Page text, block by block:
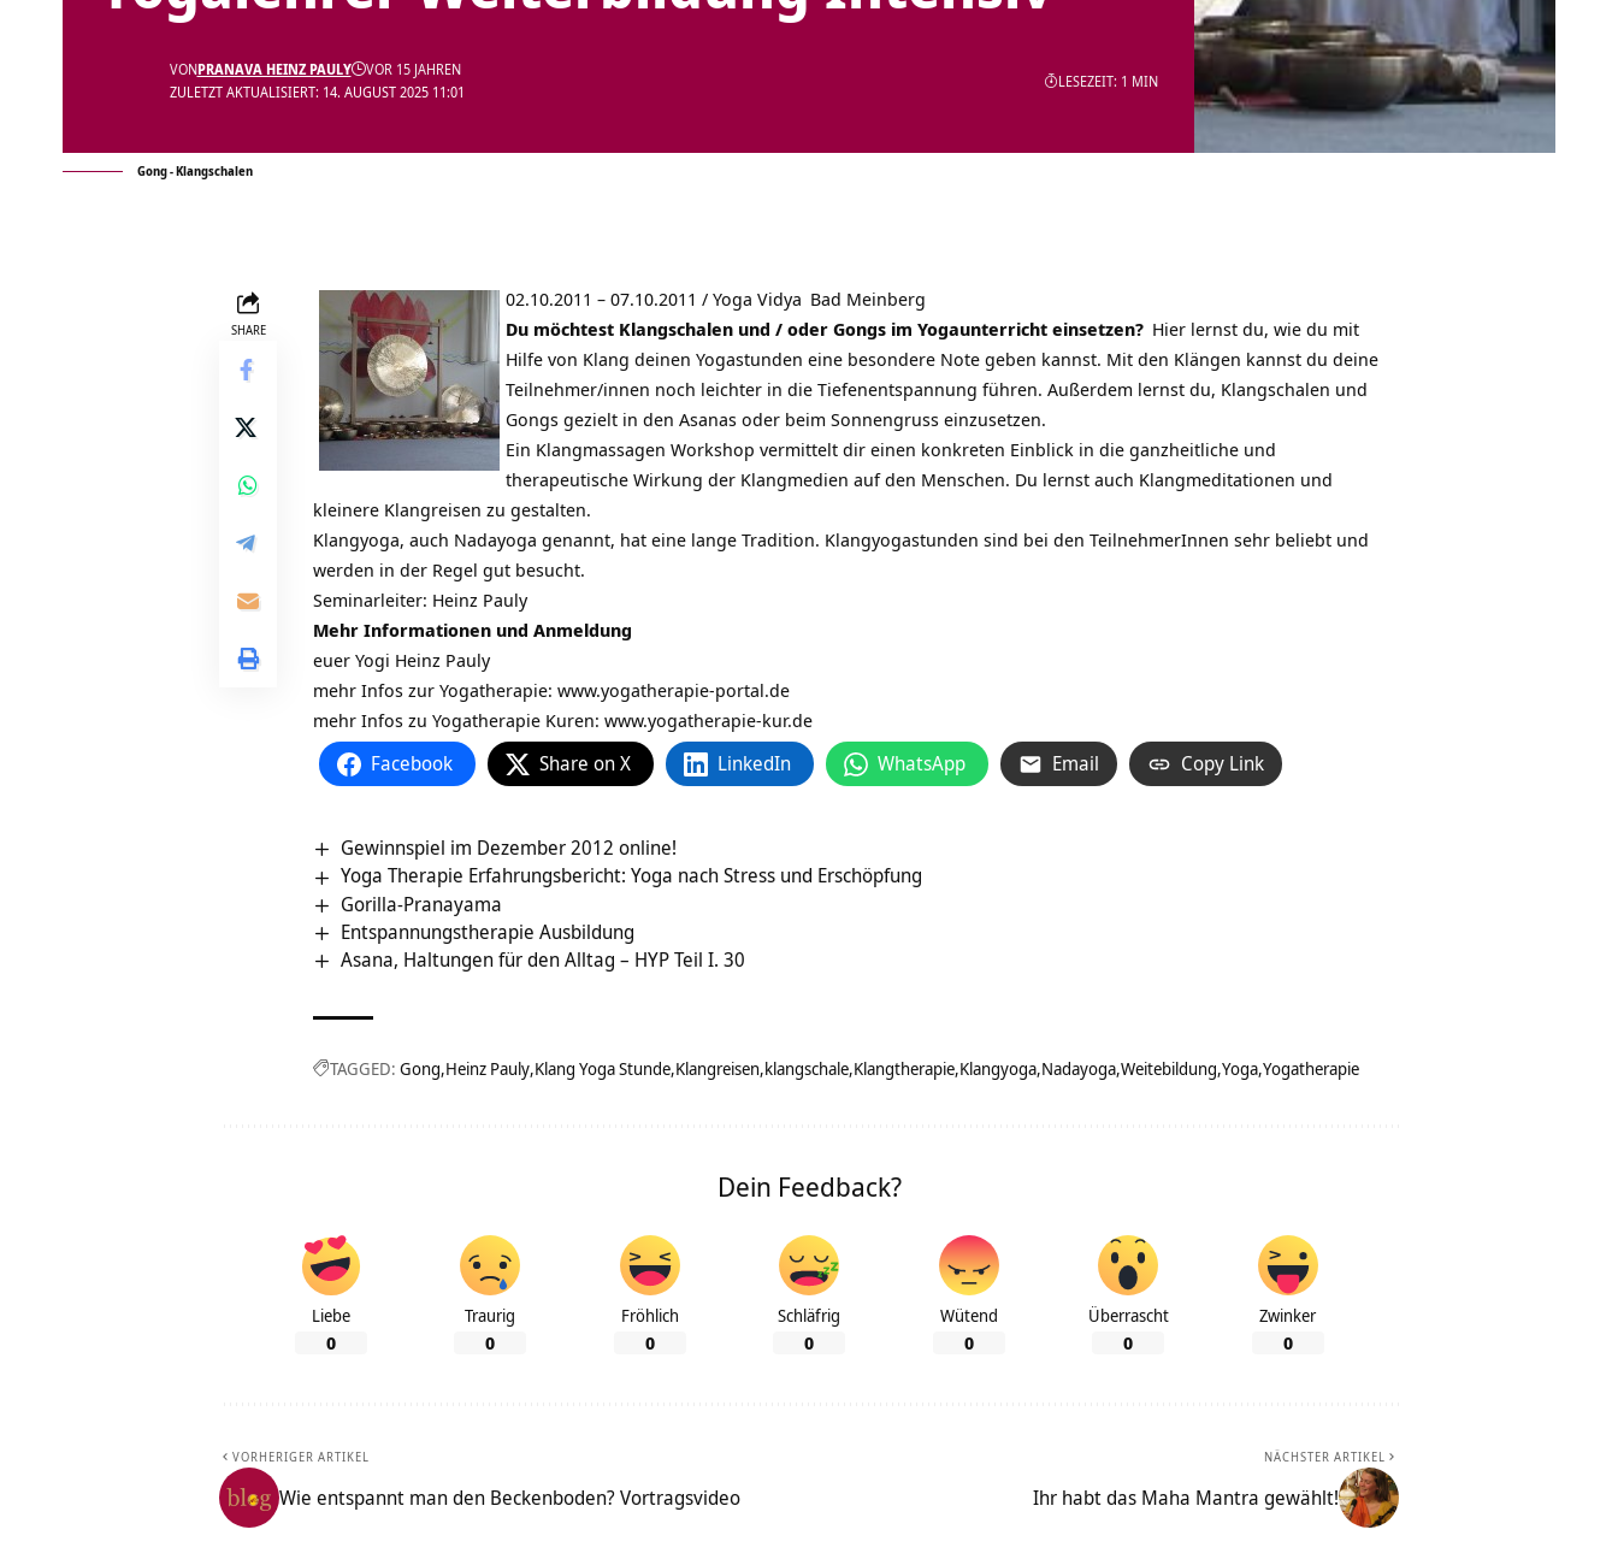
ZULETZT AKTUALISIERT: 14. AUGUST 2025 11:01
VONPRANAVA HEINZ PAULY VOR 15 JAHREN
LESEZEIT: 1 MIN
Gong - Klangschalen
SHARE
02.10.2011 – 07.10.2011 / Yoga Vidya Bad Meinberg
Du möchtest Klangschalen und / oder Gongs im Yogaunterricht einsetzen? Hier lernst du, wie du mit
Hilfe von Klang deinen Yogastunden eine besondere Note geben kannst. Mit den Klängen kannst du deine
Teilnehmer/innen noch leichter in die Tiefenentspannung führen. Außerdem lernst du, Klangschalen und
Gongs gezielt in den Asanas oder beim Sonnengruss einzusetzen.
Ein Klangmassagen Workshop vermittelt dir einen konkreten Einblick in die ganzheitliche und
therapeutische Wirkung der Klangmedien auf den Menschen. Du lernst auch Klangmeditationen und
kleinere Klangreisen zu gestalten.
Klangyoga, auch Nadayoga genannt, hat eine lange Tradition. Klangyogastunden sind bei den TeilnehmerInnen sehr beliebt und
werden in der Regel gut besucht.
Seminarleiter: Heinz Pauly
Mehr Informationen und Anmeldung
euer Yogi Heinz Pauly
mehr Infos zur Yogatherapie: www.yogatherapie-portal.de
mehr Infos zu Yogatherapie Kuren: www.yogatherapie-kur.de
Facebook Share on X LinkedIn WhatsApp Email Copy Link
Gewinnspiel im Dezember 2012 online!
Yoga Therapie Erfahrungsbericht: Yoga nach Stress und Erschöpfung
Gorilla-Pranayama
Entspannungstherapie Ausbildung
Asana, Haltungen für den Alltag – HYP Teil I. 30
TAGGED: Gong Heinz Pauly Klang Yoga Stunde Klangreisen klangschale Klangtherapie Klangyoga Nadayoga Weitebildung Yoga Yogatherapie
Dein Feedback?
Liebe
0
Traurig
0
Fröhlich
0
Schläfrig
0
Wütend
0
Überrascht
0
Zwinker
0
VORHERIGER ARTIKEL
Wie entspannt man den Beckenboden? Vortragsvideo
NÄCHSTER ARTIKEL
Ihr habt das Maha Mantra gewählt!